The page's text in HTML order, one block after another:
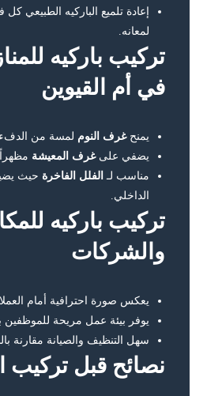
إعادة تلميع الباركيه الطبيعي
لمعانه.
تركيب باركيه
في أم القيوين
يمنحغرف النوم لمسة من الدفء
يضفي علىغرف المعيشة مظهراً
مناسب لـ الفلل الفاخرة حيث
الداخلي.
تركيب باركيه
والشركات
يعكس صورة احترافية أمام
يوفر بيئة عمل مريحة
سهل التنظيف والصيانة مقارنة
نصائح قبل تركيب